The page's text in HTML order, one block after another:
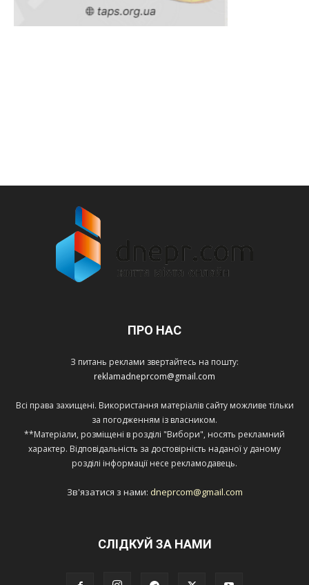
ПРО НАС
З питань реклами звертайтесь на пошту:
reklamadneprcom@gmail.com
Всі права захищені. Використання матеріалів сайту можливе тільки
за погодженням із власником.
**Матеріали, розміщені в розділі "Вибори", носять рекламний
характер. Відповідальність за достовірність наданої у даному
розділі інформації несе рекламодавець.
Зв'язатися з нами: dneprcom@gmail.com
СЛІДКУЙ ЗА НАМИ